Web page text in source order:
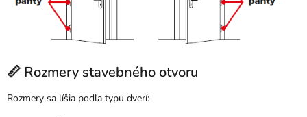
📏 Rozmery stavebného otvoru
Rozmery sa líšia podľa typu dverí: